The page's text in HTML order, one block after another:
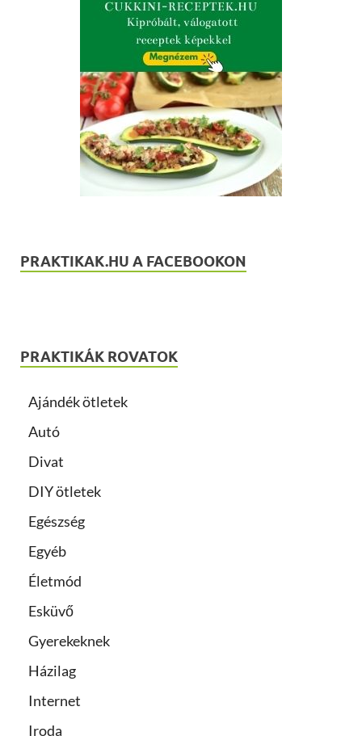
PRAKTIKAK.HU A FACEBOOKON
PRAKTIKÁK ROVATOK
Ajándék ötletek
Autó
Divat
DIY ötletek
Egészség
Egyéb
Életmód
Esküvő
Gyerekeknek
Házilag
Internet
Iroda